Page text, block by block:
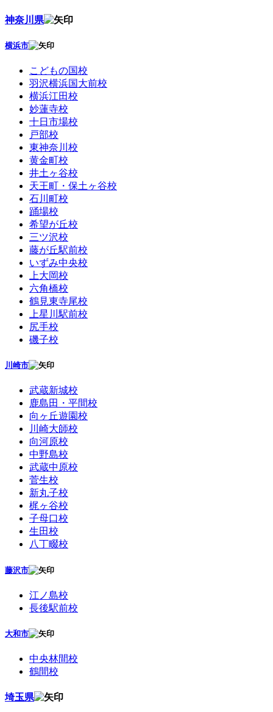
神奈川県
横浜市
こどもの国校
羽沢横浜国大前校
横浜江田校
妙蓮寺校
十日市場校
戸部校
東神奈川校
黄金町校
井土ヶ谷校
天王町・保土ヶ谷校
石川町校
踊場校
希望が丘校
三ツ沢校
藤が丘駅前校
いずみ中央校
上大岡校
六角橋校
鶴見東寺尾校
上星川駅前校
尻手校
磯子校
川崎市
武蔵新城校
鹿島田・平間校
向ヶ丘遊園校
川崎大師校
向河原校
中野島校
武蔵中原校
菅生校
新丸子校
梶ヶ谷校
子母口校
生田校
八丁畷校
藤沢市
江ノ島校
長後駅前校
大和市
中央林間校
鶴間校
埼玉県